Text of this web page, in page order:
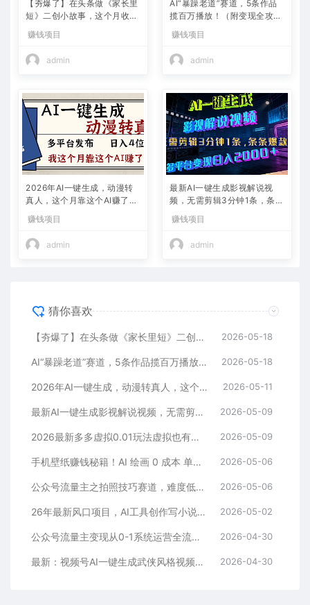
【夯爆了】在头条做《家长里
短》二创小故事，这个月收益
2w+
赚钱项目
admin
AI“暴躁老道”赛道，5条作品
揽百万播放！（附变现全攻
略）
赚钱项目
admin
2026年AI一键生成，动漫转
真人，这个月靠这个AI赚了2
赚钱项目
admin
最新AI一键生成影视解说视
频，无需剪辑3分钟1条，条条
+
赚钱项目
admin
猜你喜欢
【夯爆了】在头条做《家长里短》二创小故事，这个月收益2w+ 2026-05-18
AI“暴躁老道”赛道，5条作品揽百万播放！（附变现全攻略） 2026-05-18
2026年AI一键生成，动漫转真人，这个月靠这个AI赚了2W+ 2026-05-11
最新AI一键生成影视解说视频，无需剪辑3分钟1条，条条爆款，多平台变现日入2000+ 2026-05-09
2026最新多多虚拟0.01玩法虚拟也有新门路轻松日入2500! 2026-05-09
手机壁纸赚钱秘籍！AI 绘画 0 成本 单店狂销 3.8 万单 2026-05-06
公众号流量主之拍照技巧赛道，难度低+流量大，起号第一篇就爆了10w阅读！ 2026-05-06
26年最新风口项目，AI工具创作写小说，轻松实现日入1000+ 2026-05-02
公众号流量主变现从0-1系统运营全流程讲解！ 2026-04-30
最新：视频号AI一键生成武侠风格视频，狂撸视频号分成收益，学完轻松日入1000+ 2026-04-30